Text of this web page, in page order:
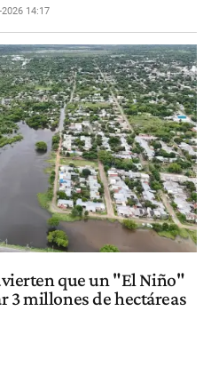
2026 14:17
que un "El Niño"
millones de hectáreas